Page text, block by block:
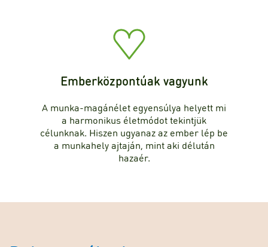
Emberközpontúak vagyunk
A munka-magánélet egyensúlya helyett mi
a harmonikus életmódot tekintjük
célunknak. Hiszen ugyanaz az ember lép be
a munkahely ajtaján, mint aki délután
hazaér.